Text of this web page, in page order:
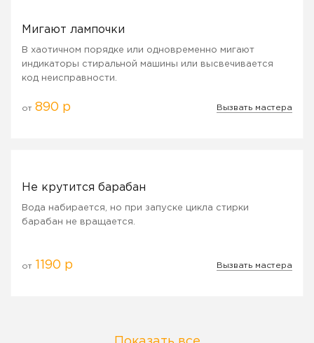
Мигают лампочки
В хаотичном порядке или одновременно мигают
индикаторы стиральной машины или высвечивается
код неисправности.
от 890 р Вызвать мастера
Не крутится барабан
Вода набирается, но при запуске цикла стирки
барабан не вращается.
от 1190 р Вызвать мастера